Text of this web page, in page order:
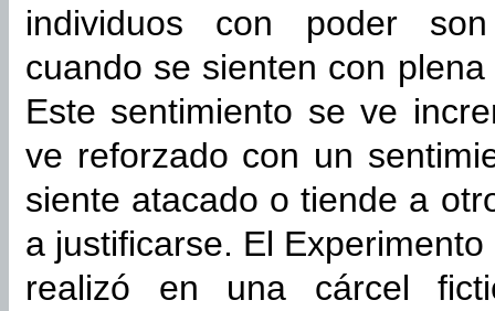
individuos con poder
cuando se sienten con
Este sentimiento se ve
ve reforzado con un
siente atacado o tiende a
a justificarse. El
realizó en una cárcel